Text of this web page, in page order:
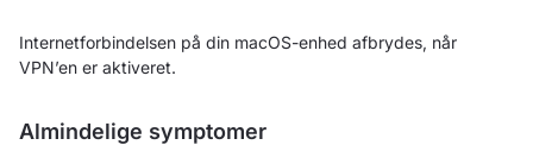
Internetforbindelsen på din macOS-enhed afbrydes, når
VPN’en er aktiveret.
Almindelige symptomer